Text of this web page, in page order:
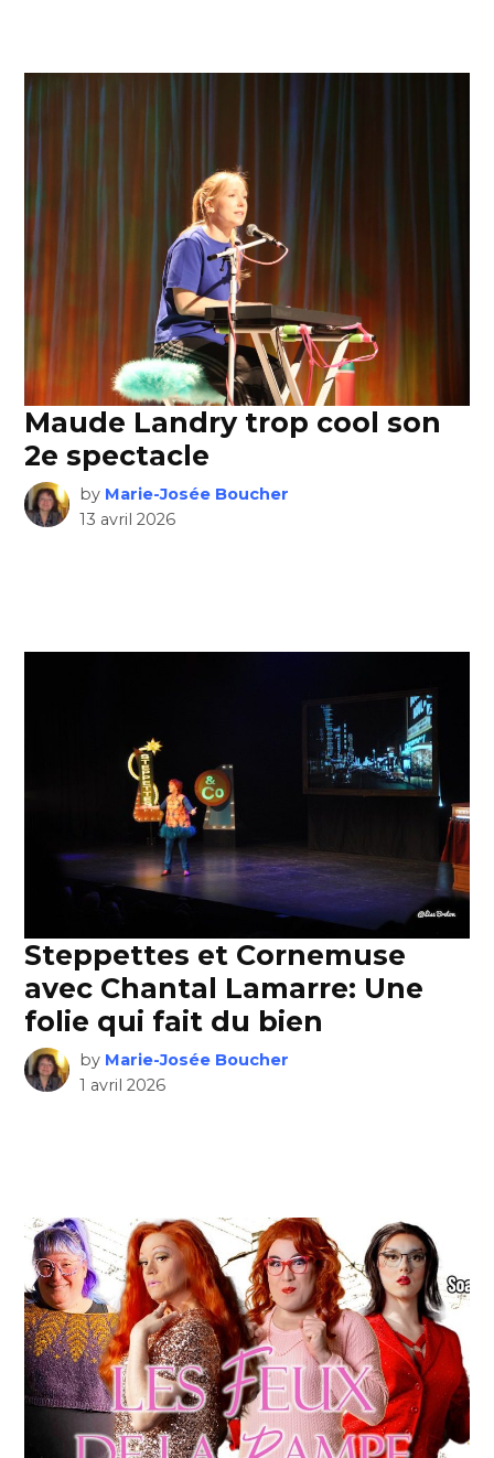
Maude Landry trop cool son
2e spectacle
by Marie-Josée Boucher
13 avril 2026
Steppettes et Cornemuse
avec Chantal Lamarre: Une
folie qui fait du bien
by Marie-Josée Boucher
1 avril 2026